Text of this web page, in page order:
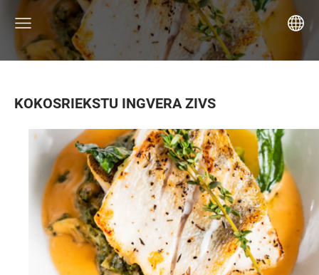
KOKOSRIEKSTU INGVERA ZIVS